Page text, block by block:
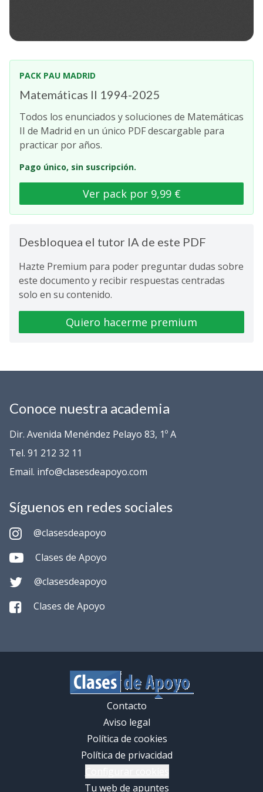
PACK PAU MADRID
Matemáticas II 1994-2025
Todos los enunciados y soluciones de Matemáticas
II de Madrid en un único PDF descargable para
practicar por años.
Pago único, sin suscripción.
Ver pack por 9,99 €
Desbloquea el tutor IA de este PDF
Hazte Premium para poder preguntar dudas sobre
este documento y recibir respuestas centradas
solo en su contenido.
Quiero hacerme premium
Conoce nuestra academia
Dir. Avenida Menéndez Pelayo 83, 1º A
Tel. 91 212 32 11
Email. info@clasesdeapoyo.com
Síguenos en redes sociales
@clasesdeapoyo
Clases de Apoyo
@clasesdeapoyo
Clases de Apoyo
Contacto
Aviso legal
Política de cookies
Política de privacidad
Tu web de apuntes